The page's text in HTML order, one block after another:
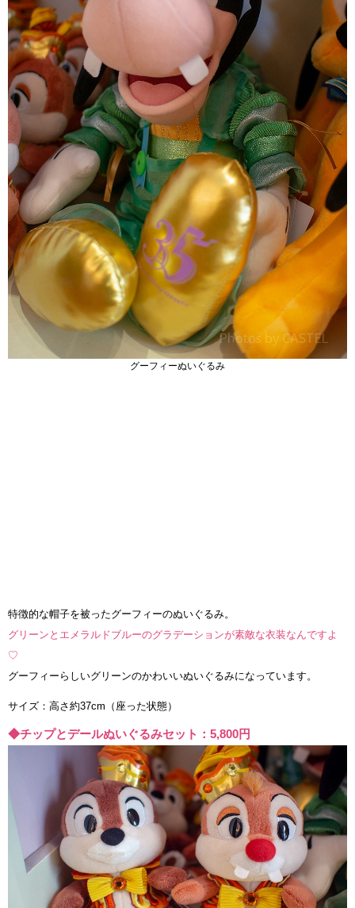
グーフィーぬいぐるみ
特徴的な帽子を被ったグーフィーのぬいぐるみ。
グリーンとエメラルドブルーのグラデーションが素敵な衣装なんですよ
♡
グーフィーらしいグリーンのかわいいぬいぐるみになっています。
サイズ：高さ約37cm（座った状態）
◆チップとデールぬいぐるみセット：5,800円